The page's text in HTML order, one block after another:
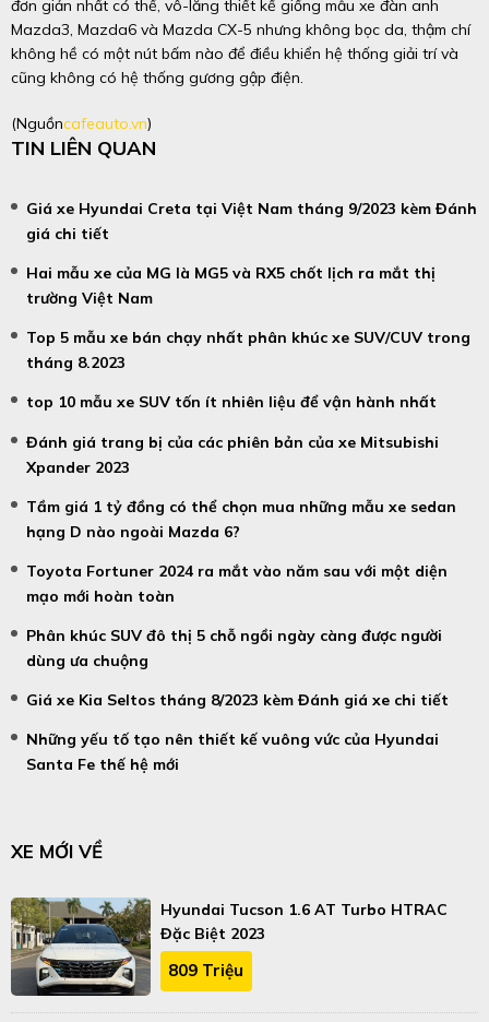
đơn giản nhất có thể, vô-lăng thiết kế giống mẫu xe đàn anh
Mazda3, Mazda6 và Mazda CX-5 nhưng không bọc da, thậm chí
không hề có một nút bấm nào để điều khiển hệ thống giải trí và
cũng không có hệ thống gương gập điện.
(Nguồncafeauto.vn)
TIN LIÊN QUAN
Giá xe Hyundai Creta tại Việt Nam tháng 9/2023 kèm Đánh
giá chi tiết
Hai mẫu xe của MG là MG5 và RX5 chốt lịch ra mắt thị
trường Việt Nam
Top 5 mẫu xe bán chạy nhất phân khúc xe SUV/CUV trong
tháng 8.2023
top 10 mẫu xe SUV tốn ít nhiên liệu để vận hành nhất
Đánh giá trang bị của các phiên bản của xe Mitsubishi
Xpander 2023
Tầm giá 1 tỷ đồng có thể chọn mua những mẫu xe sedan
hạng D nào ngoài Mazda 6?
Toyota Fortuner 2024 ra mắt vào năm sau với một diện
mạo mới hoàn toàn
Phân khúc SUV đô thị 5 chỗ ngồi ngày càng được người
dùng ưa chuộng
Giá xe Kia Seltos tháng 8/2023 kèm Đánh giá xe chi tiết
Những yếu tố tạo nên thiết kế vuông vức của Hyundai
Santa Fe thế hệ mới
XE MỚI VỀ
Hyundai Tucson 1.6 AT Turbo HTRAC
Đặc Biệt 2023
809 Triệu